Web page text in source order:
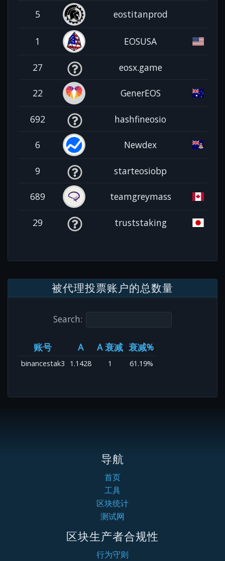
5 eostitanprod
1 EOSUSA
27 eosx.game
22 GenerEOS
692 hashfineosio
6 Newdex
9 starteosiobp
689 teamgreymass
29 truststaking
被代理投票账户的总数量
Search:
账号 A A 衰减 衰减%
binancestak3 1.1428 1 61.19%
导航
首页
工具
区块统计
测试网
区块生产者合规性
行为守则